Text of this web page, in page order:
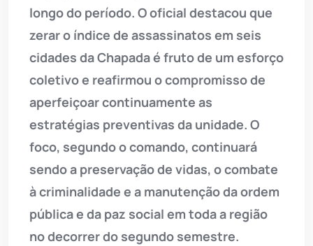
longo do período. O oficial destacou que
zerar o índice de assassinatos em seis
cidades da Chapada é fruto de um esforço
coletivo e reafirmou o compromisso de
aperfeiçoar continuamente as
estratégias preventivas da unidade. O
foco, segundo o comando, continuará
sendo a preservação de vidas, o combate
à criminalidade e a manutenção da ordem
pública e da paz social em toda a região
no decorrer do segundo semestre.